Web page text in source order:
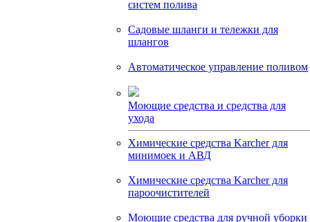
систем полива
Садовые шланги и тележки для
шлангов
Автоматическое управление поливом
Моющие средства и средства для
ухода
Химические средства Karcher для
минимоек и АВД
Химические средства Karcher для
пароочистителей
Моющие средства для ручной уборки